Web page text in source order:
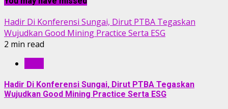
Hadir Di Konferensi Sungai, Dirut PTBA Tegaskan
Wujudkan Good Mining Practice Serta ESG
2 min read
Hadir Di Konferensi Sungai, Dirut PTBA Tegaskan
Wujudkan Good Mining Practice Serta ESG